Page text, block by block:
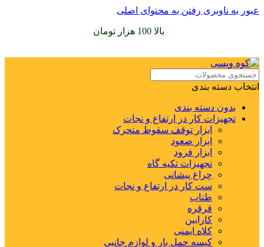
عبور به ناوبری رفتن به محتوای اصلی
بالا 100 هزار تومان
انتخاب دسته بندی
بدون دسته بندی
تجهیزات کار در ارتفاع و نجات
ابزار توقف سقوط متحرک
ابزار صعود
ابزار فرود
تجهیزات تکیه گاه
چراغ پیشانی
ست کار در ارتفاع و نجات
طناب
قرقره
کارابین
کلاه ایمنی
کیسه حمل بار و لوازم جانبی